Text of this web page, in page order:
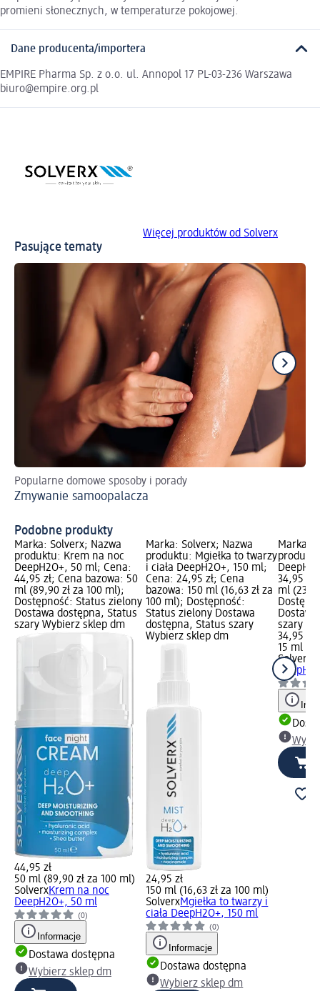
promieni słonecznych, w temperaturze pokojowej.
Dane producenta/importera
EMPIRE Pharma Sp. z o.o. ul. Annopol 17 PL-03-236 Warszawa
biuro@empire.org.pl
Więcej produktów od Solverx
Pasujące tematy
Popularne domowe sposoby i porady
Zmywanie samoopalacza
Podobne produkty
Marka: Solverx; Nazwa
produktu: Krem na noc
DeepH2O+, 50 ml; Cena:
44,95 zł; Cena bazowa: 50
ml (89,90 zł za 100 ml);
Dostępność: Status zielony
Dostawa dostępna, Status
szary Wybierz sklep dm
44,95 zł
50 ml (89,90 zł za 100 ml)
SolverxKrem na noc
DeepH2O+, 50 ml
(0)
Informacje
Dostawa dostępna
Wybierz sklep dm
Marka: Solverx; Nazwa
produktu: Mgiełka to twarzy
i ciała DeepH2O+, 150 ml;
Cena: 24,95 zł; Cena
bazowa: 150 ml (16,63 zł za
100 ml); Dostępność:
Status zielony Dostawa
dostępna, Status szary
Wybierz sklep dm
24,95 zł
150 ml (16,63 zł za 100 ml)
SolverxMgiełka to twarzy i
ciała DeepH2O+, 150 ml
(0)
Informacje
Dostawa dostępna
Wybierz sklep dm
Marka:
34,95
ml
szary
34,95 zł
15 ml
Solverx